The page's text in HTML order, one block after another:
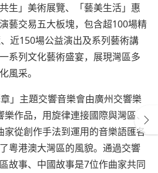
生」美術展覽、「藝美生活」惠
藝交易五大板塊，包含超100場精
近150場公益演出及系列藝術講
系列文化藝術盛宴，展現灣區多
風采。
主題交響音樂會由廣州交響樂
樂作品，用旋律連接國際與灣區、
家從創作手法到運用的音樂語匯各
粵港澳大灣區的風貌。通過交響
故事、中國故事是7位作曲家共同